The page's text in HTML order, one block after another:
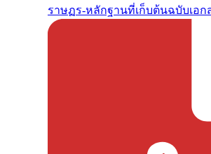
ราษฏร-หลักฐานที่เก็บต้นฉบับเอก